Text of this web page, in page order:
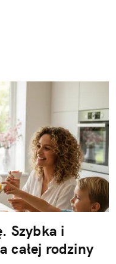
Szybka i
całej rodziny